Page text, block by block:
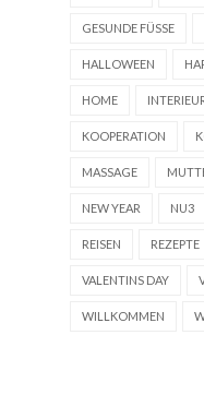
GESUNDE FÜSSE
HALLOWEEN
HOME
KOOPERATION
MASSAGE
NEW YEAR NU3
REISEN REZEPTE
VALENTINS DAY
WILLKOMMEN